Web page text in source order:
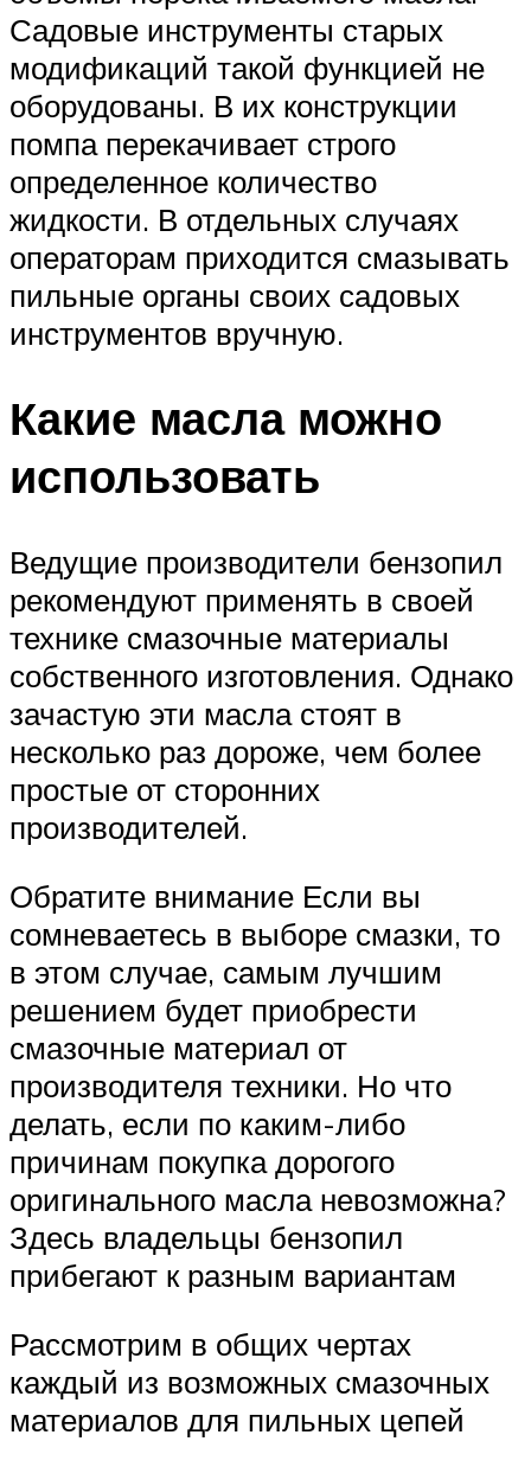
Садовые инструменты старых
модификаций такой функцией не
оборудованы. В их конструкции
помпа перекачивает строго
определенное количество
жидкости. В отдельных случаях
операторам приходится смазывать
пильные органы своих садовых
инструментов вручную.
Какие масла можно
использовать
Ведущие производители бензопил
рекомендуют применять в своей
технике смазочные материалы
собственного изготовления. Однако
зачастую эти масла стоят в
несколько раз дороже, чем более
простые от сторонних
производителей.
Обратите внимание Если вы
сомневаетесь в выборе смазки, то
в этом случае, самым лучшим
решением будет приобрести
смазочные материал от
производителя техники. Но что
делать, если по каким-либо
причинам покупка дорогого
оригинального масла невозможна?
Здесь владельцы бензопил
прибегают к разным вариантам
Рассмотрим в общих чертах
каждый из возможных смазочных
материалов для пильных цепей